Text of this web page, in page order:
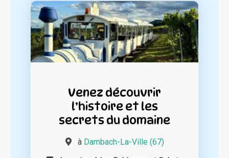
Venez découvrir
l’histoire et les
secrets du domaine
à Dambach-La-Ville (67)